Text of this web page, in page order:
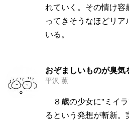
れていく。その情け
ってきそうなほどリ
いる。
おぞましいものが臭気
平沢 薫
８歳の少女に"ミイ
るという発想が斬新